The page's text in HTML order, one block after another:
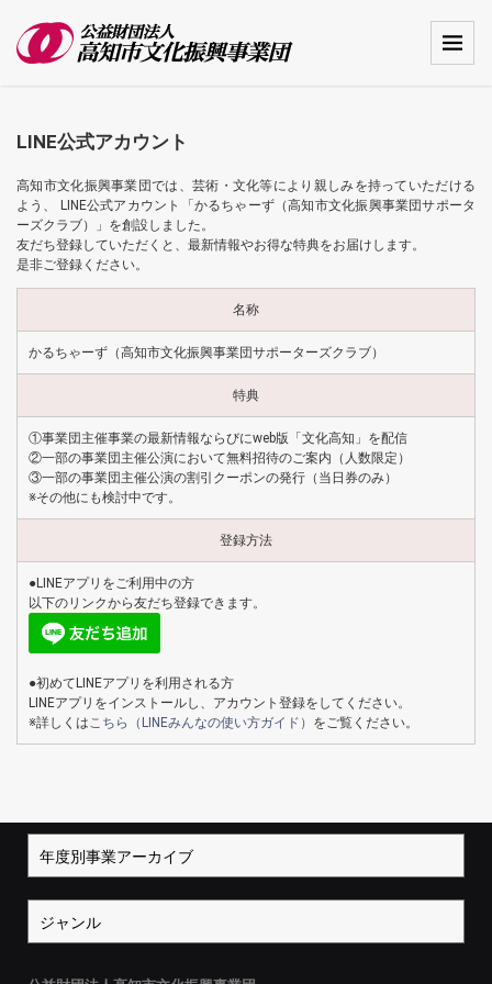
LINE公式アカウント
高知市文化振興事業団では、芸術・文化等により親しみを持っていただける
よう、 LINE公式アカウント「かるちゃーず（高知市文化振興事業団サポータ
ーズクラブ）」を創設しました。
友だち登録していただくと、最新情報やお得な特典をお届けします。
是非ご登録ください。
名称
かるちゃーず（高知市文化振興事業団サポーターズクラブ）
特典
①事業団主催事業の最新情報ならびにweb版「文化高知」を配信
②一部の事業団主催公演において無料招待のご案内（人数限定）
③一部の事業団主催公演の割引クーポンの発行（当日券のみ）
※その他にも検討中です。
登録方法
●LINEアプリをご利用中の方
以下のリンクから友だち登録できます。
●初めてLINEアプリを利用される方
LINEアプリをインストールし、アカウント登録をしてください。
※詳しくは こちら（LINEみんなの使い方ガイド） をご覧ください。